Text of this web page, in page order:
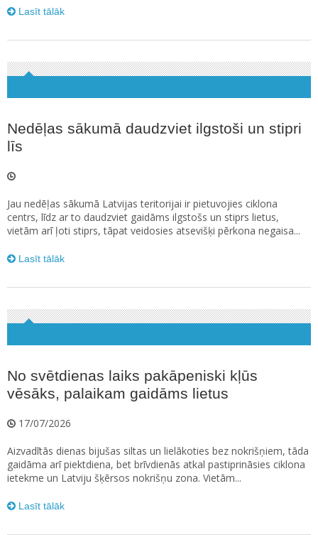
Lasīt tālāk
Nedēļas sākumā daudzviet ilgstoši un stipri
līs
Jau nedēļas sākumā Latvijas teritorijai ir pietuvojies ciklona
centrs, līdz ar to daudzviet gaidāms ilgstošs un stiprs lietus,
vietām arī ļoti stiprs, tāpat veidosies atsevišķi pērkona negaisa...
Lasīt tālāk
No svētdienas laiks pakāpeniski kļūs
vēsāks, palaikam gaidāms lietus
17/07/2026
Aizvadītās dienas bijušas siltas un lielākoties bez nokrišņiem, tāda
gaidāma arī piektdiena, bet brīvdienās atkal pastiprināsies ciklona
ietekme un Latviju šķērsos nokrišņu zona. Vietām...
Lasīt tālāk